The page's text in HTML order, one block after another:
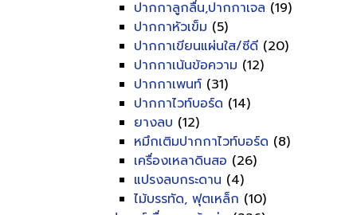
ปากกาลูกลื่น,ปากกาเจล (19)
ปากกาหัวเข็ม (5)
ปากกาเขียนแผ่นใส/ซีดี (20)
ปากกาเน้นข้อความ (12)
ปากกาเพนท์ (31)
ปากกาไวท์บอร์ด (14)
ยางลบ (12)
หมึกเติมปากกาไวท์บอร์ด (8)
เครื่องเหลาดินสอ (26)
แปรงลบกระดาน (4)
ไม้บรรทัด, ฟุตเหล็ก (10)